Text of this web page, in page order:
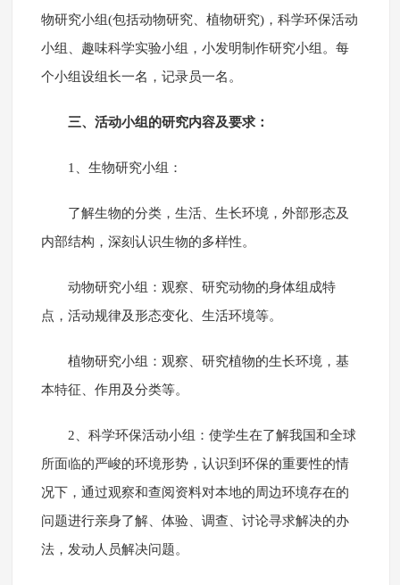
物研究小组(包括动物研究、植物研究)，科学环保活动
小组、趣味科学实验小组，小发明制作研究小组。每
个小组设组长一名，记录员一名。
三、活动小组的研究内容及要求：
1、生物研究小组：
了解生物的分类，生活、生长环境，外部形态及
内部结构，深刻认识生物的多样性。
动物研究小组：观察、研究动物的身体组成特
点，活动规律及形态变化、生活环境等。
植物研究小组：观察、研究植物的生长环境，基
本特征、作用及分类等。
2、科学环保活动小组：使学生在了解我国和全球
所面临的严峻的环境形势，认识到环保的重要性的情
况下，通过观察和查阅资料对本地的周边环境存在的
问题进行亲身了解、体验、调查、讨论寻求解决的办
法，发动人员解决问题。